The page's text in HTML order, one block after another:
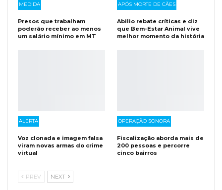
MEDIDA
Presos que trabalham
poderão receber ao menos
um salário mínimo em MT
APÓS MORTE DE CÃES
Abilio rebate críticas e diz
que Bem-Estar Animal vive
melhor momento da história
ALERTA
Voz clonada e imagem falsa
viram novas armas do crime
virtual
OPERAÇÃO SONORA
Fiscalização aborda mais de
200 pessoas e percorre
cinco bairros
PREV NEXT